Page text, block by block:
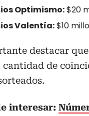
Optimismo:$20
Valentía:$10
destacar
cantidad de
interesar: